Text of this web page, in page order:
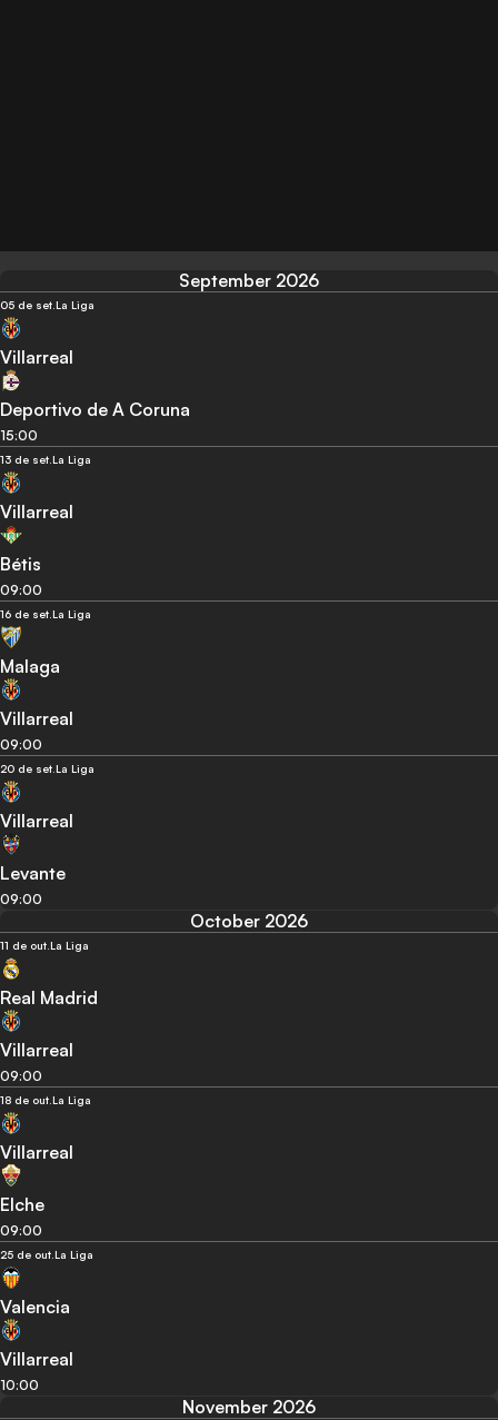
September 2026
05 de set. La Liga
Villarreal
Deportivo de A Coruna
15:00
13 de set. La Liga
Villarreal
Bétis
09:00
16 de set. La Liga
Malaga
Villarreal
09:00
20 de set. La Liga
Villarreal
Levante
09:00
October 2026
11 de out. La Liga
Real Madrid
Villarreal
09:00
18 de out. La Liga
Villarreal
Elche
09:00
25 de out. La Liga
Valencia
Villarreal
10:00
November 2026